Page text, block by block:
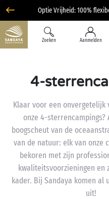
Optie Vrijheid: 100%
Zoeken Aanmelden
4-
Klaar voor een onvergetelijk
onze 4-sterrencampings?
boogscheut van de
van de natuur: elk van onze
bekoren met zijn
kwaliteitsvoorzieningen en
kader. Bij Sandaya komen al
uit!